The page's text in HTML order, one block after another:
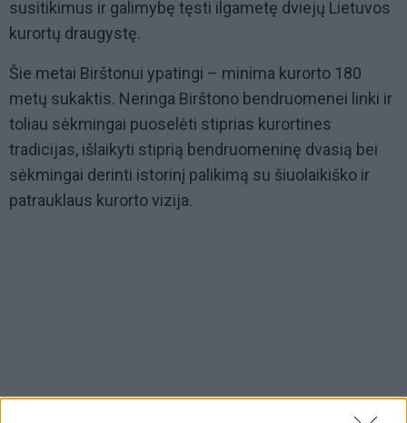
susitikimus ir galimybę tęsti ilgametę dviejų Lietuvos
kurortų draugystę.
Šie metai Birštonui ypatingi – minima kurorto 180
metų sukaktis. Neringa Birštono bendruomenei linki ir
toliau sėkmingai puoselėti stiprias kurortines
tradicijas, išlaikyti stiprią bendruomeninę dvasią bei
sėkmingai derinti istorinį palikimą su šiuolaikiško ir
patrauklaus kurorto vizija.